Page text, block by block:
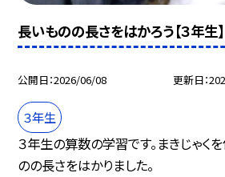
長いものの長さをはかろう【３年生】
公開日 2026/06/08 更新日
３年生
３年生の算数の学習です。まきじゃく
のの長さをはかりました。